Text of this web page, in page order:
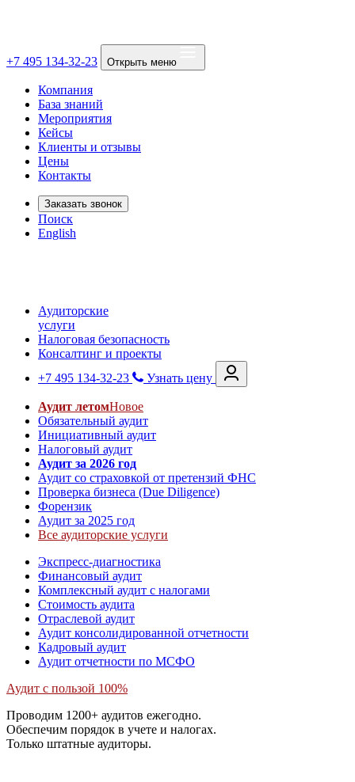
+7 495 134-32-23 Открыть меню
Компания
База знаний
Мероприятия
Кейсы
Клиенты и отзывы
Цены
Контакты
Заказать звонок
Поиск
English
Аудиторские
услуги
Налоговая безопасность
Консалтинг и проекты
+7 495 134-32-23
Узнать цену
Аудит летомНовое
Обязательный аудит
Инициативный аудит
Налоговый аудит
Аудит за 2026 год
Аудит со страховкой от претензий ФНС
Проверка бизнеса (Due Diligence)
Форензик
Аудит за 2025 год
Все аудиторские услуги
Экспресс-диагностика
Финансовый аудит
Комплексный аудит с налогами
Стоимость аудита
Отраслевой аудит
Аудит консолидированной отчетности
Кадровый аудит
Аудит отчетности по МСФО
Аудит с пользой 100%
Проводим 1200+ аудитов ежегодно.
Обеспечим порядок в учете и налогах.
Только штатные аудиторы.